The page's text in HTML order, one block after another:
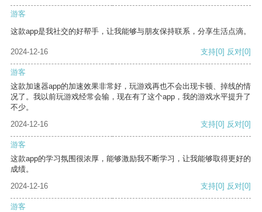
游客
这款app是我社交的好帮手，让我能够与朋友保持联系，分享生活点滴。
2024-12-16 支持[0] 反对[0]
游客
这款加速器app的加速效果非常好，玩游戏再也不会出现卡顿、掉线的情
况了。我以前玩游戏经常会输，现在有了这个app，我的游戏水平提升了
不少。
2024-12-16
支持[0] 反对[0]
游客
这款app的学习氛围很浓厚，能够激励我不断学习，让我能够取得更好的
成绩。
2024-12-16
支持[0] 反对[0]
游客